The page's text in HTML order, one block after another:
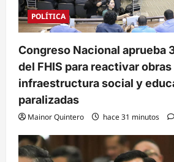
POLÍTICA
Congreso Nacional aprueba
del FHIS para reactivar obras
infraestructura social y
paralizadas
Mainor Quintero hace 31 minutos